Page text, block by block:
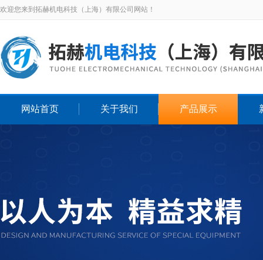
欢迎您来到拓赫机电科技（上海）有限公司网站！
网站首页 关于我们 产品展示